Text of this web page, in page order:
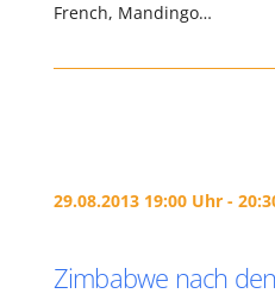
French, Mandingo…
29.08.2013 19:00 Uhr -
Zimbabwe nach